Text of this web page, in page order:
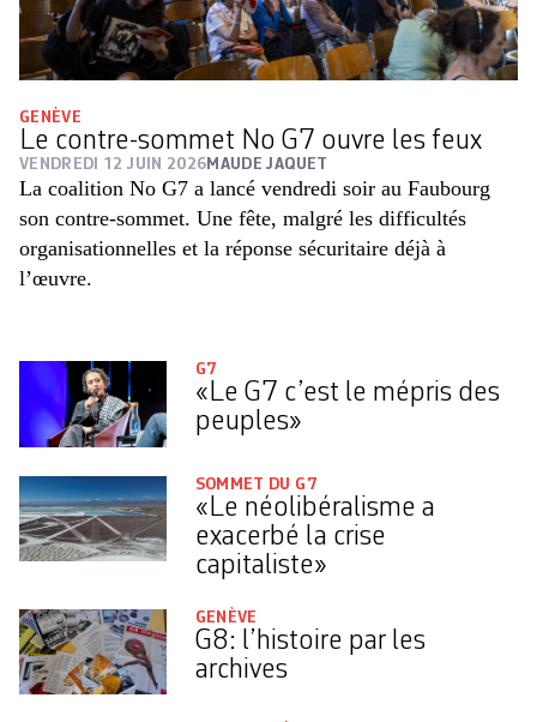
GENÈVE
Le contre-sommet No G7 ouvre les feux
VENDREDI 12 JUIN 2026 MAUDE JAQUET
La coalition No G7 a lancé vendredi soir au Faubourg
son contre-sommet. Une fête, malgré les difficultés
organisationnelles et la réponse sécuritaire déjà à
l’œuvre.
G7
«Le G7 c’est le mépris des
peuples»
SOMMET DU G7
«Le néolibéralisme a
exacerbé la crise
capitaliste»
GENÈVE
G8: l’histoire par les
archives